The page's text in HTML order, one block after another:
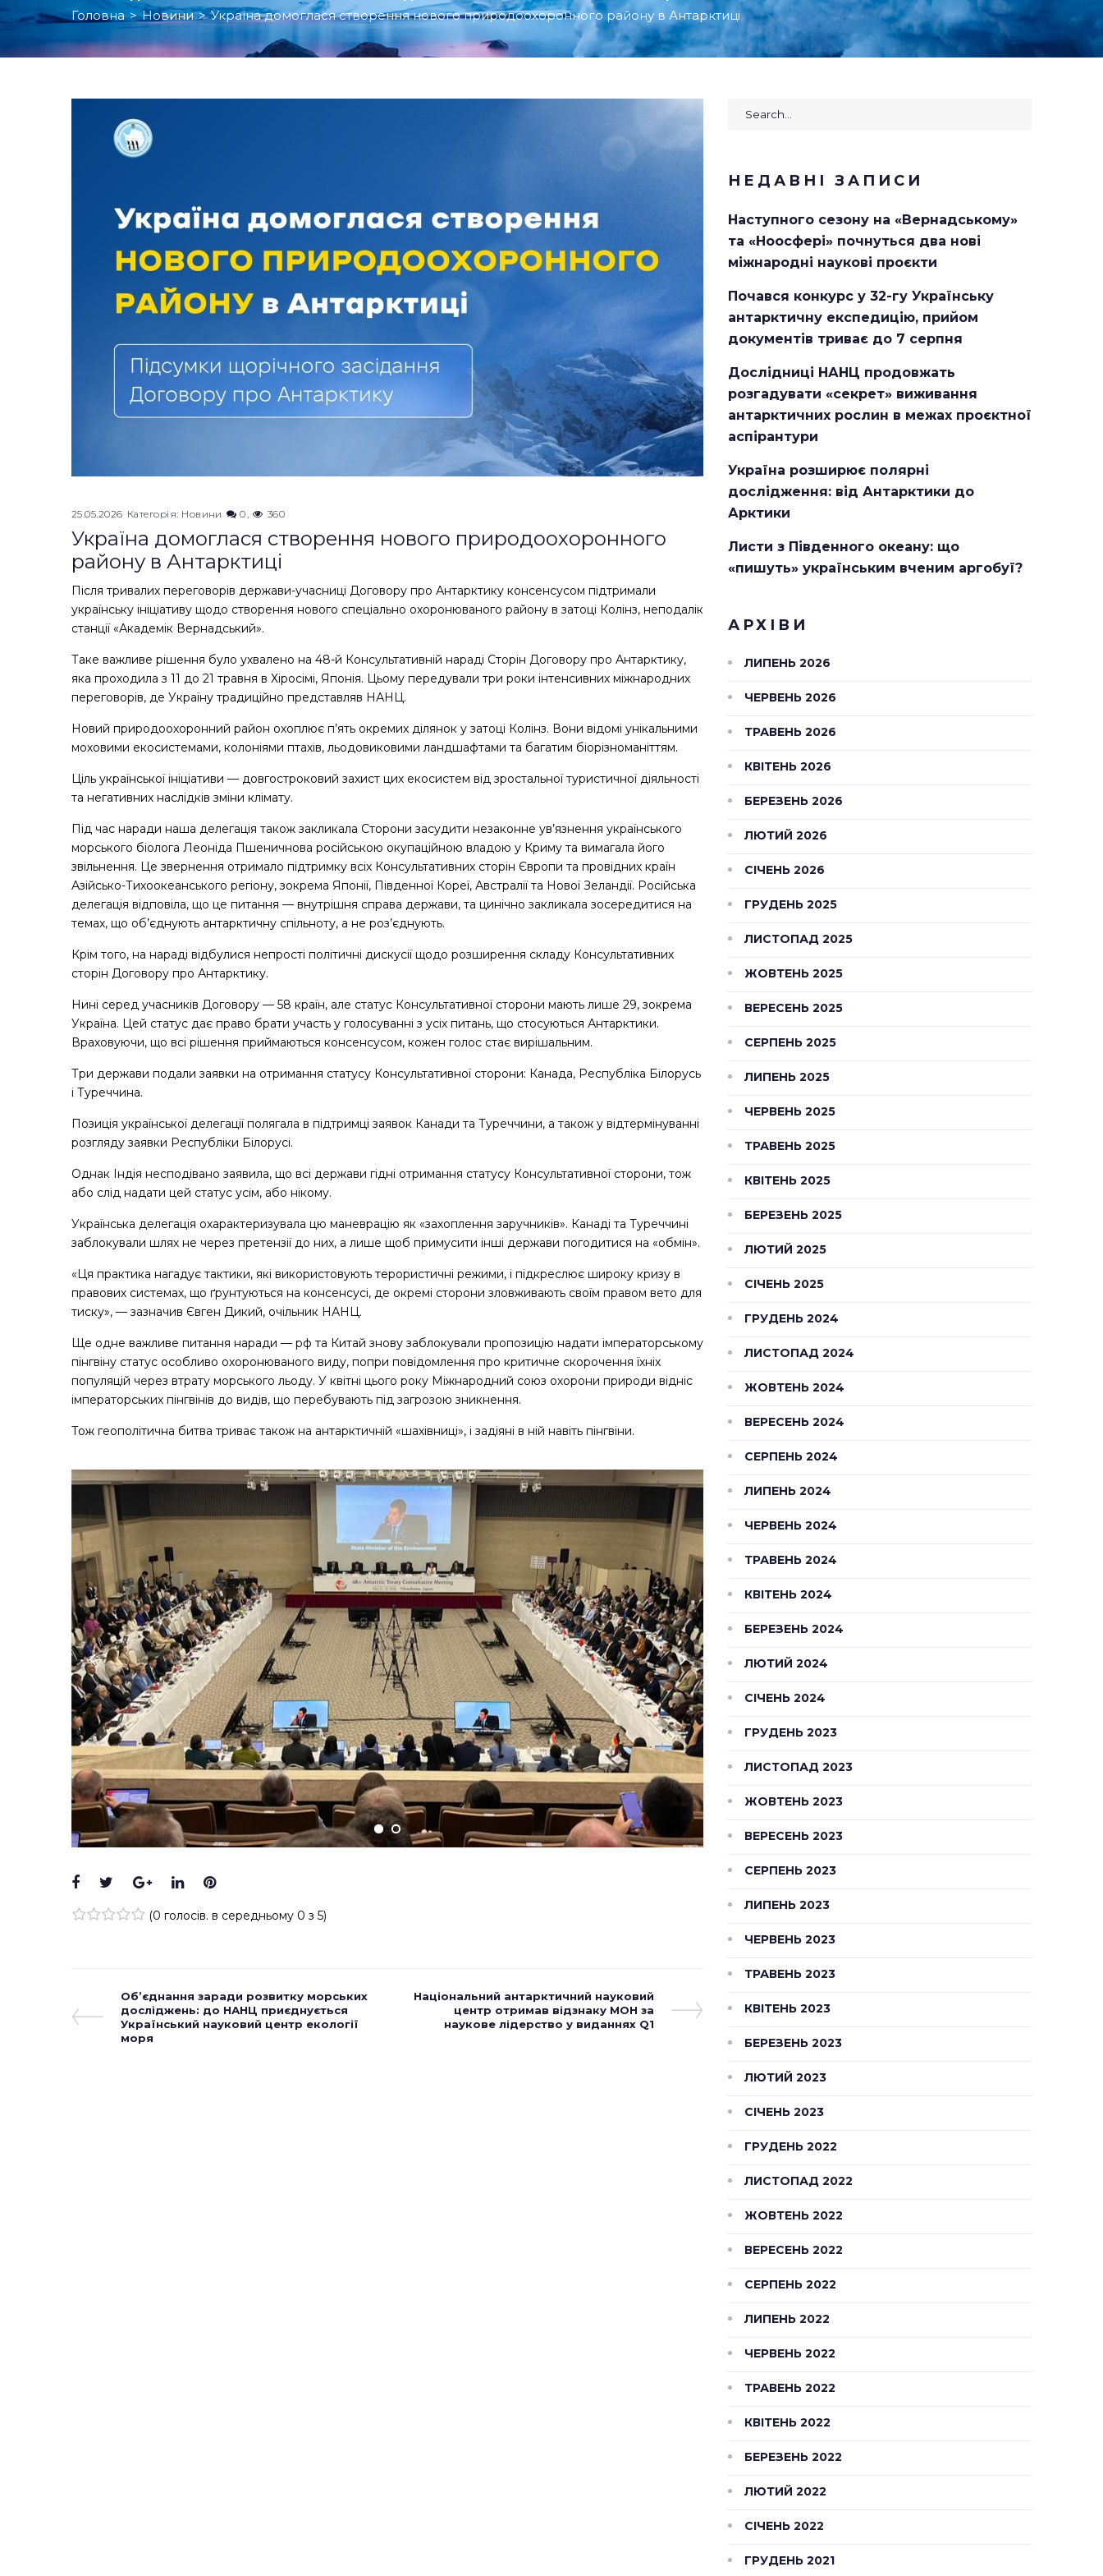
Головна > Новини > Україна домоглася створення нового природоохоронного району в Антарктиці
25.05.2026 Категорія: Новини 0 360
Україна домоглася створення нового природоохоронного
району в Антарктиці
Після тривалих переговорів держави-учасниці Договору про Антарктику консенсусом підтримали
українську ініціативу щодо створення нового спеціально охоронюваного району в затоці Колінз, неподалік
станції «Академік Вернадський».
Таке важливе рішення було ухвалено на 48-й Консультативній нараді Сторін Договору про Антарктику,
яка проходила з 11 до 21 травня в Хіросімі, Японія. Цьому передували три роки інтенсивних міжнародних
переговорів, де Україну традиційно представляв НАНЦ.
Новий природоохоронний район охоплює п’ять окремих ділянок у затоці Колінз. Вони відомі унікальними
моховими екосистемами, колоніями птахів, льодовиковими ландшафтами та багатим біорізноманіттям.
Ціль української ініціативи — довгостроковий захист цих екосистем від зростальної туристичної діяльності
та негативних наслідків зміни клімату.
Під час наради наша делегація також закликала Сторони засудити незаконне ув’язнення українського
морського біолога Леоніда Пшеничнова російською окупаційною владою у Криму та вимагала його
звільнення. Це звернення отримало підтримку всіх Консультативних сторін Європи та провідних країн
Азійсько-Тихоокеанського регіону, зокрема Японії, Південної Кореї, Австралії та Нової Зеландії. Російська
делегація відповіла, що це питання — внутрішня справа держави, та цинічно закликала зосередитися на
темах, що об’єднують антарктичну спільноту, а не роз’єднують.
Крім того, на нараді відбулися непрості політичні дискусії щодо розширення складу Консультативних
сторін Договору про Антарктику.
Нині серед учасників Договору — 58 країн, але статус Консультативної сторони мають лише 29, зокрема
Україна. Цей статус дає право брати участь у голосуванні з усіх питань, що стосуються Антарктики.
Враховуючи, що всі рішення приймаються консенсусом, кожен голос стає вирішальним.
Три держави подали заявки на отримання статусу Консультативної сторони: Канада, Республіка Білорусь
і Туреччина.
Позиція української делегації полягала в підтримці заявок Канади та Туреччини, а також у відтермінуванні
розгляду заявки Республіки Білорусі.
Однак Індія несподівано заявила, що всі держави гідні отримання статусу Консультативної сторони, тож
або слід надати цей статус усім, або нікому.
Українська делегація охарактеризувала цю маневрацію як «захоплення заручників». Канаді та Туреччині
заблокували шлях не через претензії до них, а лише щоб примусити інші держави погодитися на «обмін».
«Ця практика нагадує тактики, які використовують терористичні режими, і підкреслює широку кризу в
правових системах, що ґрунтуються на консенсусі, де окремі сторони зловживають своїм правом вето для
тиску», — зазначив Євген Дикий, очільник НАНЦ.
Ще одне важливе питання наради — рф та Китай знову заблокували пропозицію надати імператорському
пінгвіну статус особливо охоронюваного виду, попри повідомлення про критичне скорочення їхніх
популяцій через втрату морського льоду. У квітні цього року Міжнародний союз охорони природи відніс
імператорських пінгвінів до видів, що перебувають під загрозою зникнення.
Тож геополітична битва триває також на антарктичній «шахівниці», і задіяні в ній навіть пінгвіни.
Facebook
TwitterGoogle+
LinkedInPinterest
(0 голосів. в середньому 0 з 5)
Навігація
записів
Previous
Post
Об’єднання заради розвитку морських
досліджень: до НАНЦ приєднується
Український науковий центр екології
моря
Next
Національний антарктичний науковий
центр отримав відзнаку МОН за
наукове лідерство у виданнях Q1
Search
НЕДАВНІ ЗАПИСИ
Наступного сезону на «Вернадському»
та «Ноосфері» почнуться два нові
міжнародні наукові проєкти
Почався конкурс у 32-гу Українську
антарктичну експедицію, прийом
документів триває до 7 серпня
Дослідниці НАНЦ продовжать
розгадувати «секрет» виживання
антарктичних рослин в межах проєктної
аспірантури
Україна розширює полярні
дослідження: від Антарктики до
Арктики
Листи з Південного океану: що
«пишуть» українським вченим аргобуї?
АРХІВИ
ЛИПЕНЬ 2026
ЧЕРВЕНЬ 2026
ТРАВЕНЬ 2026
КВІТЕНЬ 2026
БЕРЕЗЕНЬ 2026
ЛЮТИЙ 2026
СІЧЕНЬ 2026
ГРУДЕНЬ 2025
ЛИСТОПАД 2025
ЖОВТЕНЬ 2025
ВЕРЕСЕНЬ 2025
СЕРПЕНЬ 2025
ЛИПЕНЬ 2025
ЧЕРВЕНЬ 2025
ТРАВЕНЬ 2025
КВІТЕНЬ 2025
БЕРЕЗЕНЬ 2025
ЛЮТИЙ 2025
СІЧЕНЬ 2025
ГРУДЕНЬ 2024
ЛИСТОПАД 2024
ЖОВТЕНЬ 2024
ВЕРЕСЕНЬ 2024
СЕРПЕНЬ 2024
ЛИПЕНЬ 2024
ЧЕРВЕНЬ 2024
ТРАВЕНЬ 2024
КВІТЕНЬ 2024
БЕРЕЗЕНЬ 2024
ЛЮТИЙ 2024
СІЧЕНЬ 2024
ГРУДЕНЬ 2023
ЛИСТОПАД 2023
ЖОВТЕНЬ 2023
ВЕРЕСЕНЬ 2023
СЕРПЕНЬ 2023
ЛИПЕНЬ 2023
ЧЕРВЕНЬ 2023
ТРАВЕНЬ 2023
КВІТЕНЬ 2023
БЕРЕЗЕНЬ 2023
ЛЮТИЙ 2023
СІЧЕНЬ 2023
ГРУДЕНЬ 2022
ЛИСТОПАД 2022
ЖОВТЕНЬ 2022
ВЕРЕСЕНЬ 2022
СЕРПЕНЬ 2022
ЛИПЕНЬ 2022
ЧЕРВЕНЬ 2022
ТРАВЕНЬ 2022
КВІТЕНЬ 2022
БЕРЕЗЕНЬ 2022
ЛЮТИЙ 2022
СІЧЕНЬ 2022
ГРУДЕНЬ 2021